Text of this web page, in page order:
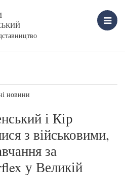
новини
і Кір
з військовими,
за
у Великій